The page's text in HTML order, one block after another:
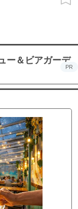
ー＆ビアガーデ
PR